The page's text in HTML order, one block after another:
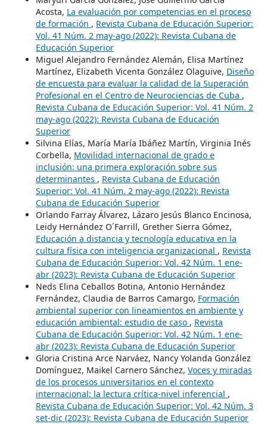
Acosta, La evaluación por competencias en el proceso
de formación , Revista Cubana de Educación Superior:
Vol. 41 Núm. 2 may-ago (2022): Revista Cubana de
Educación Superior
Miguel Alejandro Fernández Alemán, Elisa Martínez
Martínez, Elizabeth Vicenta González Olaguive, Diseño
de encuesta para evaluar la calidad de la Superación
Profesional en el Centro de Neurociencias de Cuba ,
Revista Cubana de Educación Superior: Vol. 41 Núm. 2
may-ago (2022): Revista Cubana de Educación
Superior
Silvina Elías, María María Ibáñez Martín, Virginia Inés
Corbella, Movilidad internacional de grado e
inclusión: una primera exploración sobre sus
determinantes , Revista Cubana de Educación
Superior: Vol. 41 Núm. 2 may-ago (2022): Revista
Cubana de Educación Superior
Orlando Farray Álvarez, Lázaro Jesús Blanco Encinosa,
Leidy Hernández O´Farrill, Grether Sierra Gómez,
Educación a distancia y tecnología educativa en la
cultura física con inteligencia organizacional , Revista
Cubana de Educación Superior: Vol. 42 Núm. 1 ene-
abr (2023): Revista Cubana de Educación Superior
Neds Elina Ceballos Botina, Antonio Hernández
Fernández, Claudia de Barros Camargo, Formación
ambiental superior con lineamientos en ambiente y
educación ambiental: estudio de caso , Revista
Cubana de Educación Superior: Vol. 42 Núm. 1 ene-
abr (2023): Revista Cubana de Educación Superior
Gloria Cristina Arce Narváez, Nancy Yolanda González
Domínguez, Maikel Carnero Sánchez, Voces y miradas
de los procesos universitarios en el contexto
internacional: la lectura crítica-nivel inferencial ,
Revista Cubana de Educación Superior: Vol. 42 Núm. 3
set-dic (2023): Revista Cubana de Educación Superior